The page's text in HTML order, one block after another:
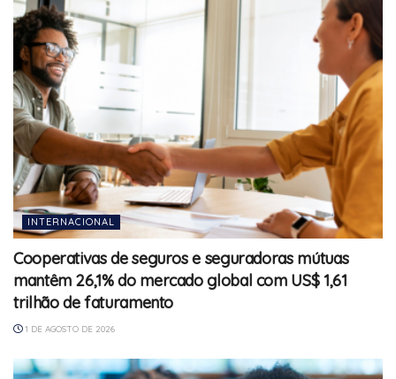
INTERNACIONAL
Cooperativas de seguros e seguradoras mútuas
mantêm 26,1% do mercado global com US$ 1,61
trilhão de faturamento
1 DE AGOSTO DE 2026